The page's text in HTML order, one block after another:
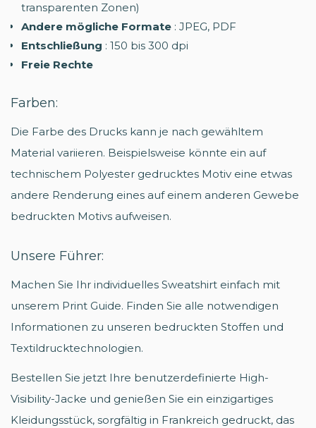
transparenten Zonen)
Andere mögliche Formate : JPEG, PDF
Entschließung : 150 bis 300 dpi
Freie Rechte
Farben:
Die Farbe des Drucks kann je nach gewähltem
Material variieren. Beispielsweise könnte ein auf
technischem Polyester gedrucktes Motiv eine etwas
andere Renderung eines auf einem anderen Gewebe
bedruckten Motivs aufweisen.
Unsere Führer:
Machen Sie Ihr individuelles Sweatshirt einfach mit
unserem Print Guide. Finden Sie alle notwendigen
Informationen zu unseren bedruckten Stoffen und
Textildrucktechnologien.
Bestellen Sie jetzt Ihre benutzerdefinierte High-
Visibility-Jacke und genießen Sie ein einzigartiges
Kleidungsstück, sorgfältig in Frankreich gedruckt, das